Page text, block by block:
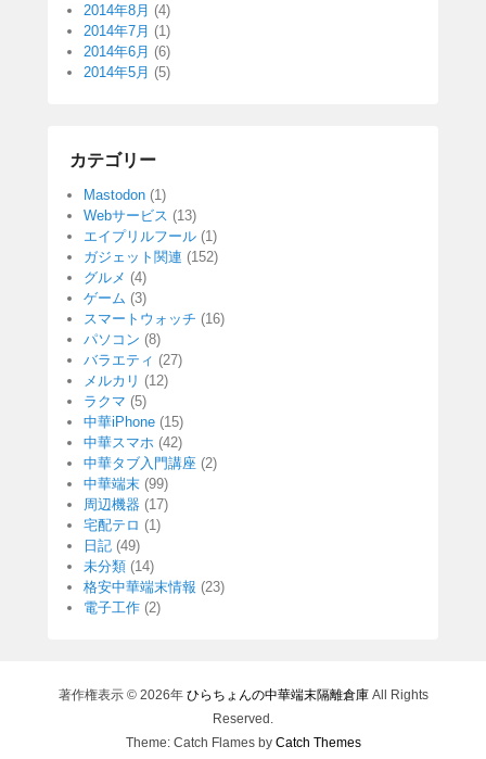
2014年8月 (4)
2014年7月 (1)
2014年6月 (6)
2014年5月 (5)
カテゴリー
Mastodon (1)
Webサービス (13)
エイプリルフール (1)
ガジェット関連 (152)
グルメ (4)
ゲーム (3)
スマートウォッチ (16)
パソコン (8)
バラエティ (27)
メルカリ (12)
ラクマ (5)
中華iPhone (15)
中華スマホ (42)
中華タブ入門講座 (2)
中華端末 (99)
周辺機器 (17)
宅配テロ (1)
日記 (49)
未分類 (14)
格安中華端末情報 (23)
電子工作 (2)
著作権表示 © 2026年 ひらちょんの中華端末隔離倉庫All Rights
Reserved.
Theme: Catch Flames by Catch Themes